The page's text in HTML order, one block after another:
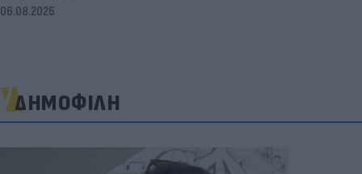
06.08.2026
ΔΗΜΟΦΙΛΗ